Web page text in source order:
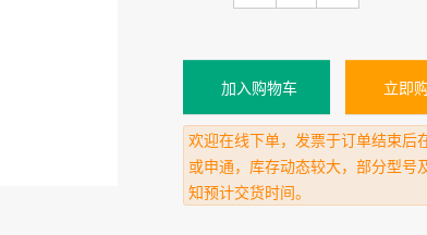
加入购物车 立即
欢迎在线下单，发票于订单结束后
或申通，库存动态较大，部分型号
知预计交货时间。